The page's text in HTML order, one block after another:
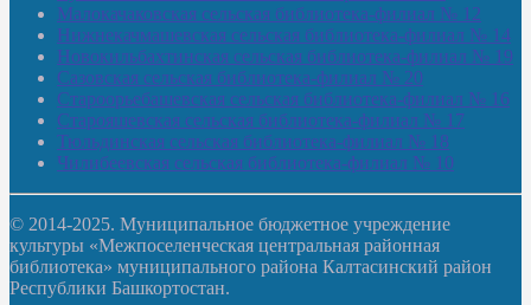
Малокачаковская сельская библиотека-филиал № 12
Нижнекачмашевская сельская библиотека-филиал № 14
Новокильбахтинская сельская библиотека-филиал № 19
Сазовская сельская библиотека-филиал № 20
Староорьебашевская сельская библиотека-филиал № 16
Старояшевская сельская библиотека-филиал № 17
Тюльдинская сельская библиотека-филиал № 18
Чилибеевская сельская библиотека-филиал № 10
© 2014-2025. Муниципальное бюджетное учреждение
культуры «Межпоселенческая центральная районная
библиотека» муниципального района Калтасинский район
Республики Башкортостан.